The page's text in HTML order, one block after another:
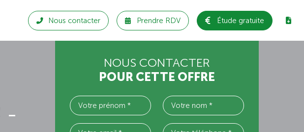
Nous contacter Prendre RDV Étude gratuite
-
NOUS CONTACTER
POUR CETTE OFFRE